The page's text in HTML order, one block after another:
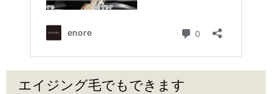
エイジング毛でもできます